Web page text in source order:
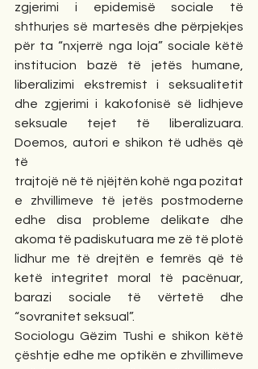
zgjerimi i epidemisë sociale të
shthurjes së martesës dhe përpjekjes
për ta “nxjerrë nga loja” sociale këtë
institucion bazë të jetës humane,
liberalizimi ekstremist i seksualitetit
dhe zgjerimi i kakofonisë së lidhjeve
seksuale tejet të liberalizuara.
Doemos, autori e shikon të udhës që
të
trajtojë në të njëjtën kohë nga pozitat
e zhvillimeve të jetës postmoderne
edhe disa probleme delikate dhe
akoma të padiskutuara me zë të plotë
lidhur me të drejtën e femrës që të
ketë integritet moral të pacënuar,
barazi sociale të vërtetë dhe
“sovranitet seksual”.
Sociologu Gëzim Tushi e shikon këtë
çështje edhe me optikën e zhvillimeve